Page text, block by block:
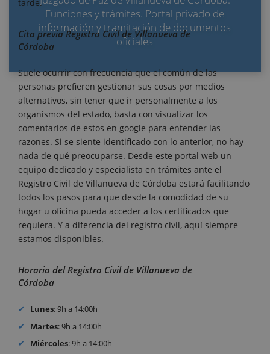
Funciones y trámites. Portal privado de
información y tramitación de documentos
oficiales
tarde.
Cita previa Registro Civil de Villanueva de
Córdoba
Suele ocurrir con frecuencia que el común de las
personas prefieren gestionar sus cosas por medios
alternativos, sin tener que ir personalmente a los
organismos del estado, basta con visualizar los
comentarios de estos en google para entender las
razones. Si se siente identificado con lo anterior, no hay
nada de qué preocuparse. Desde este portal web un
equipo dedicado y especialista en trámites ante el
Registro Civil de Villanueva de Córdoba estará facilitando
todos los pasos para que desde la comodidad de su
hogar u oficina pueda acceder a los certificados que
requiera. Y a diferencia del registro civil, aquí siempre
estamos disponibles.
Horario del Registro Civil de Villanueva de
Córdoba
Lunes: 9h a 14:00h
Martes: 9h a 14:00h
Miércoles: 9h a 14:00h